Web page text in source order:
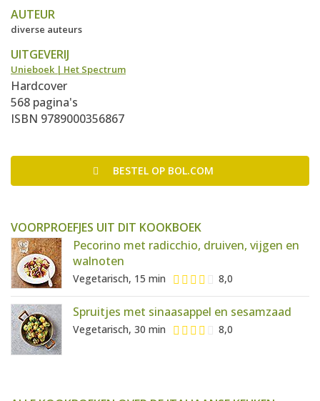
AUTEUR
diverse auteurs
UITGEVERIJ
Unieboek | Het Spectrum
Hardcover
568 pagina's
ISBN 9789000356867
BESTEL OP BOL.COM
VOORPROEFJES UIT DIT KOOKBOEK
Pecorino met radicchio, druiven, vijgen en
walnoten
Vegetarisch, 15 min 8,0
Spruitjes met sinaasappel en sesamzaad
Vegetarisch, 30 min 8,0